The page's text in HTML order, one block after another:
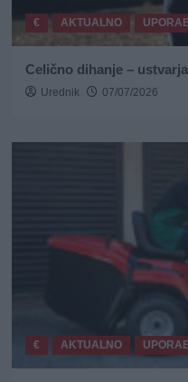
€ AKTUALNO
Celično dihanje –
Urednik 07/07/2026
€ AKTUALNO